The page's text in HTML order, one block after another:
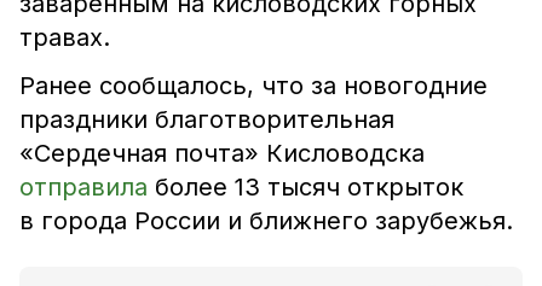
травах.
Ранее сообщалось, что за новогодние
праздники благотворительная
«Сердечная почта» Кисловодска
отправила более 13 тысяч открыток
в города России и ближнего зарубежья.